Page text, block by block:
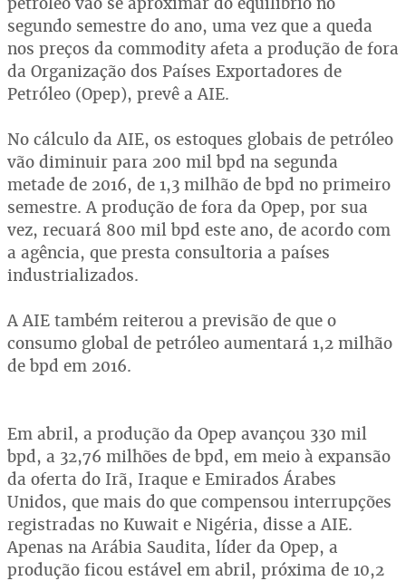
segundo semestre do ano, uma vez que a queda
nos preços da commodity afeta a produção de fora
da Organização dos Países Exportadores de
Petróleo (Opep), prevê a AIE.
No cálculo da AIE, os estoques globais de petróleo
vão diminuir para 200 mil bpd na segunda
metade de 2016, de 1,3 milhão de bpd no primeiro
semestre. A produção de fora da Opep, por sua
vez, recuará 800 mil bpd este ano, de acordo com
a agência, que presta consultoria a países
industrializados.
A AIE também reiterou a previsão de que o
consumo global de petróleo aumentará 1,2 milhão
de bpd em 2016.
Em abril, a produção da Opep avançou 330 mil
bpd, a 32,76 milhões de bpd, em meio à expansão
da oferta do Irã, Iraque e Emirados Árabes
Unidos, que mais do que compensou interrupções
registradas no Kuwait e Nigéria, disse a AIE.
Apenas na Arábia Saudita, líder da Opep, a
produção ficou estável em abril, próxima de 10,2